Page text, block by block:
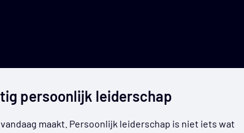
persoonlijk leiderschap​
maakt. Persoonlijk leiderschap is niet iets wat